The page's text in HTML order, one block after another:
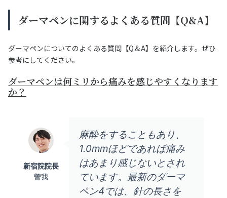
ダーマペンに関するよくある質問【Q&A】
ダーマペンについてのよくある質問【Q＆A】を紹介します。ぜひ
参考にしてください。
ダーマペンは何ミリから痛みを感じやすくなります
か？
麻酔をすることもあり、
1.0mmほどであれば痛み
はあまり感じないとされ
ています。最新のダーマ
ペン4では、針の長さを
新宿院院長
曽我